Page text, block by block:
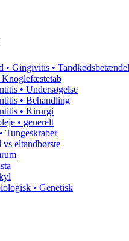
• Gingivitis •
Knoglefæstetab
• Undersøgelse
• Behandling
• Kirurgi
• generelt
Tungeskraber
vs eltandbørste
• Genetisk